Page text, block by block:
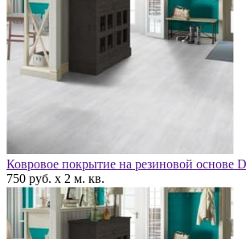
Ковровое покрытие на резиновой основе
750 руб. x 2 м. кв.